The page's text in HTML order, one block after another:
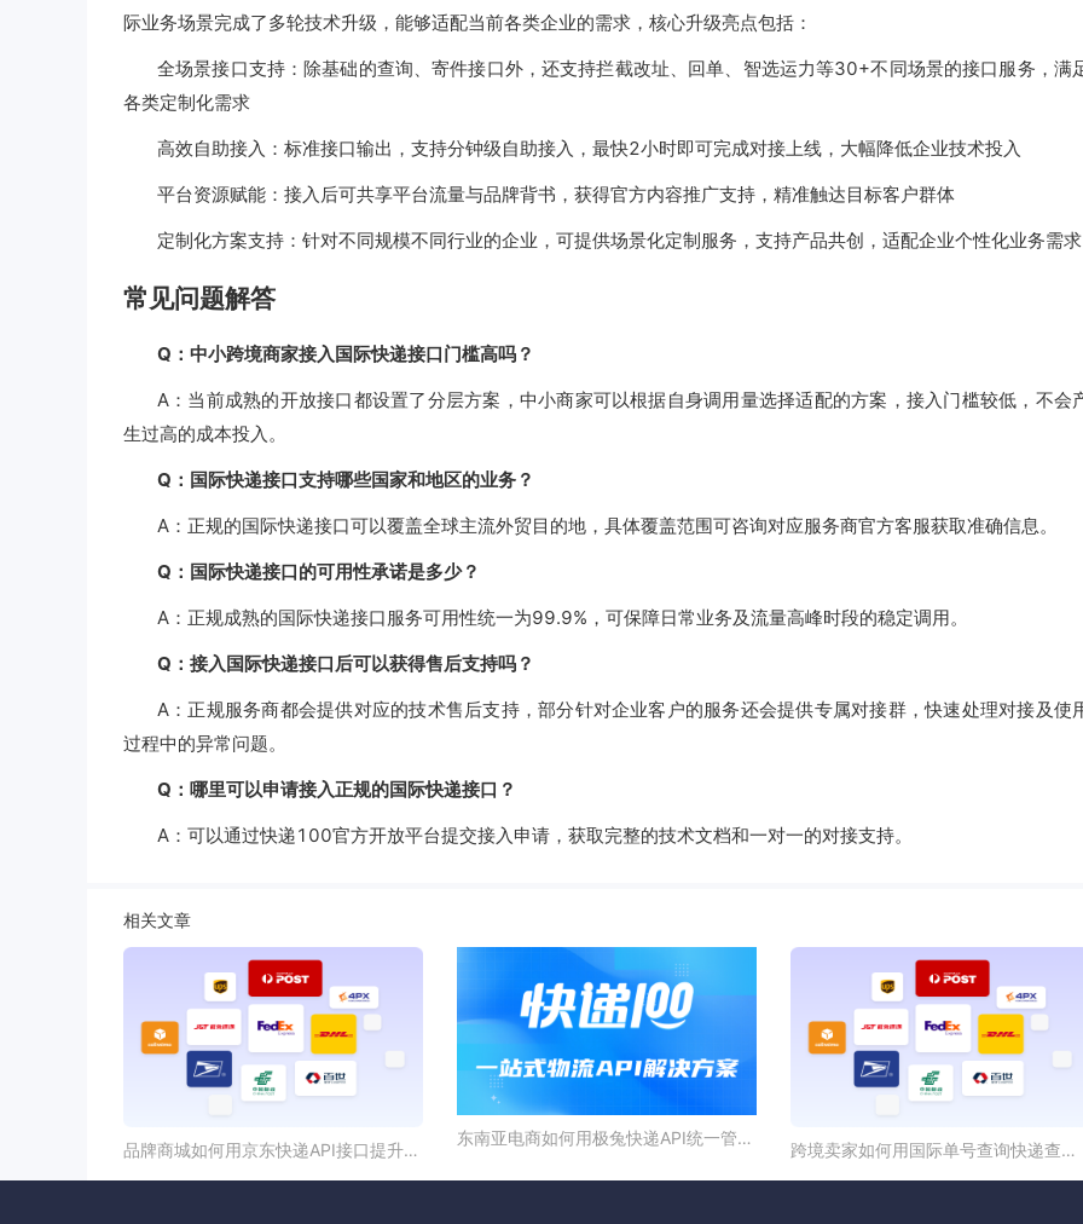
际业务场景完成了多轮技术升级，能够适配当前各类企业的需求，核心升级亮点包括：
全场景接口支持：除基础的查询、寄件接口外，还支持拦截改址、回单、智选运力等30+不同场景的接口服务，满
各类定制化需求
高效自助接入：标准接口输出，支持分钟级自助接入，最快2小时即可完成对接上线，大幅降低企业技术投入
平台资源赋能：接入后可共享平台流量与品牌背书，获得官方内容推广支持，精准触达目标客户群体
定制化方案支持：针对不同规模不同行业的企业，可提供场景化定制服务，支持产品共创，适配企业个性化业务需求
常见问题解答
Q：中小跨境商家接入国际快递接口门槛高吗？
A：当前成熟的开放接口都设置了分层方案，中小商家可以根据自身调用量选择适配的方案，接入门槛较低，不会
生过高的成本投入。
Q：国际快递接口支持哪些国家和地区的业务？
A：正规的国际快递接口可以覆盖全球主流外贸目的地，具体覆盖范围可咨询对应服务商官方客服获取准确信息。
Q：国际快递接口的可用性承诺是多少？
A：正规成熟的国际快递接口服务可用性统一为99.9%，可保障日常业务及流量高峰时段的稳定调用。
Q：接入国际快递接口后可以获得售后支持吗？
A：正规服务商都会提供对应的技术售后支持，部分针对企业客户的服务还会提供专属对接群，快速处理对接及使
过程中的异常问题。
Q：哪里可以申请接入正规的国际快递接口？
A：可以通过快递100官方开放平台提交接入申请，获取完整的技术文档和一对一的对接支持。
相关文章
品牌商城如何用京东快递API接口提升订单履约体验？
东南亚电商如何用极兔快递API统一管理包裹轨迹？
跨境卖家如何用国际单号查询快递查询接口统一追踪全球包裹？